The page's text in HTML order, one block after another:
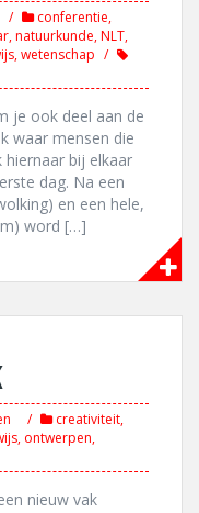
conferentie,
,natuurkunde,NLT,
,wetenschap
je ook deel aan de
waar mensen die
bij elkaar
dag. Na een
en een hele,
word […]
creativiteit,
, ontwerpen,
nieuw vak